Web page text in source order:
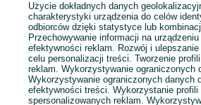
Użycie dokładnych danych
charakterystyki urządzenia do celów
odbiorców dzięki statystyce lub
Przechowywanie informacji na
efektywności reklam. Rozwój i ulepszanie
celu personalizacji treści. Tworzenie
reklam. Wykorzystywanie ograniczonych
Wykorzystywanie ograniczonych danych
efektywności treści. Wykorzystanie profili
spersonalizowanych reklam.